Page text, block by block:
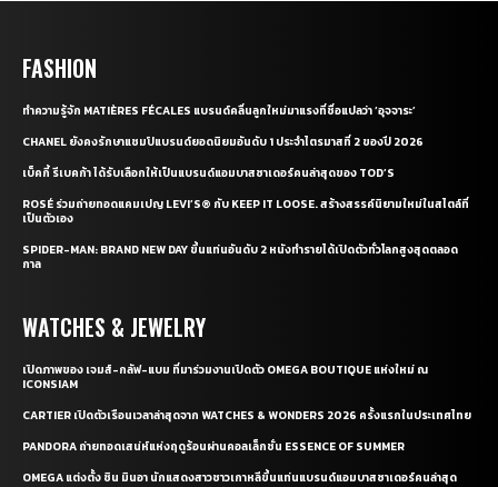
FASHION
ทำความรู้จัก MATIÈRES FÉCALES แบรนด์คลื่นลูกใหม่มาแรงที่ชื่อแปลว่า ‘อุจจาระ’
CHANEL ยังคงรักษาแชมป์แบรนด์ยอดนิยมอันดับ 1 ประจำไตรมาสที่ 2 ของปี 2026
เบ็คกี้ รีเบคก้า ได้รับเลือกให้เป็นแบรนด์แอมบาสซาเดอร์คนล่าสุดของ TOD’S
ROSÉ ร่วมถ่ายทอดแคมเปญ LEVI’S® กับ KEEP IT LOOSE. สร้างสรรค์นิยามใหม่ในสไตล์ที่
เป็นตัวเอง
SPIDER-MAN: BRAND NEW DAY ขึ้นแท่นอันดับ 2 หนังทำรายได้เปิดตัวทั่วโลกสูงสุดตลอด
กาล
WATCHES & JEWELRY
เปิดภาพของ เจมส์-กลัฟ-แบม ที่มาร่วมงานเปิดตัว OMEGA BOUTIQUE แห่งใหม่ ณ
ICONSIAM
CARTIER เปิดตัวเรือนเวลาล่าสุดจาก WATCHES & WONDERS 2026 ครั้งแรกในประเทศไทย
PANDORA ถ่ายทอดเสน่ห์แห่งฤดูร้อนผ่านคอลเล็กชั่น ESSENCE OF SUMMER
OMEGA แต่งตั้ง ชิน มินอา นักแสดงสาวชาวเกาหลีขึ้นแท่นแบรนด์แอมบาสซาเดอร์คนล่าสุด